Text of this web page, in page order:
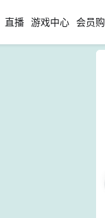
直播 游戏中心 会员购